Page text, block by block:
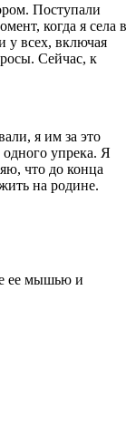
Поступали
когда я села в
у всех, включая
Сейчас, к
я им за это
упрека. Я
что до конца
на родине.
ее мышью и